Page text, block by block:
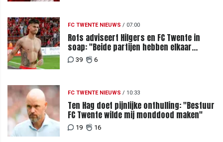
FC TWENTE NIEUWS / 07:00
Rots adviseert Hilgers en FC Twente in
soap: "Beide partijen hebben elkaar
teleurgesteld"
39 6
FC TWENTE NIEUWS / 10:33
Ten Hag doet pijnlijke onthulling: "Bestuur
FC Twente wilde mij monddood maken"
19 16